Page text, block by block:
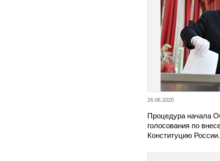
26.06.2020
Процедура начала
голосования по
Конституцию